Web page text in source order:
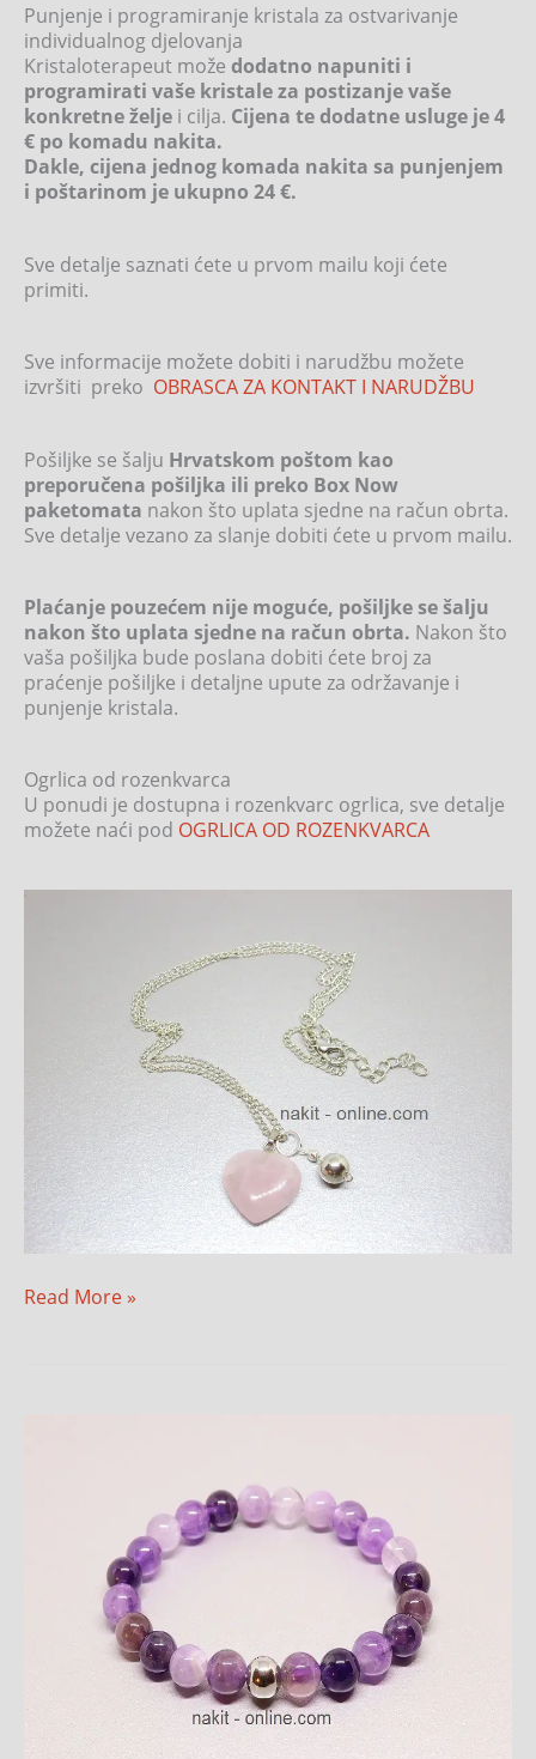
Punjenje i programiranje kristala za ostvarivanje
individualnog djelovanja
Kristaloterapeut može dodatno napuniti i
programirati vaše kristale za postizanje vaše
konkretne želje i cilja. Cijena te dodatne usluge je 4
€ po komadu nakita.
Dakle, cijena jednog komada nakita sa punjenjem
i poštarinom je ukupno 24 €.
Sve detalje saznati ćete u prvom mailu koji ćete
primiti.
Sve informacije možete dobiti i narudžbu možete
izvršiti preko OBRASCA ZA KONTAKT I NARUDŽBU
Pošiljke se šalju Hrvatskom poštom kao
preporučena pošiljka ili preko Box Now
paketomata nakon što uplata sjedne na račun obrta.
Sve detalje vezano za slanje dobiti ćete u prvom mailu.
Plaćanje pouzećem nije moguće, pošiljke se šalju
nakon što uplata sjedne na račun obrta. Nakon što
vaša pošiljka bude poslana dobiti ćete broj za
praćenje pošiljke i detaljne upute za održavanje i
punjenje kristala.
Ogrlica od rozenkvarca
U ponudi je dostupna i rozenkvarc ogrlica, sve detalje
možete naći pod OGRLICA OD ROZENKVARCA
Read More »